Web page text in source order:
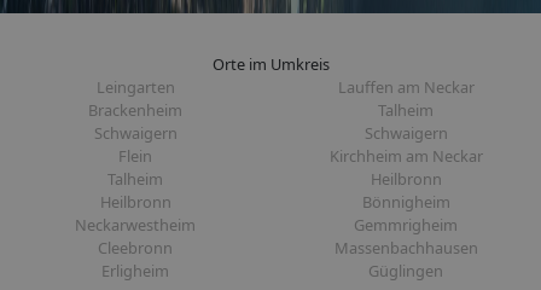
Orte im Umkreis
Leingarten
Lauffen am Neckar
Brackenheim
Talheim
Schwaigern
Schwaigern
Flein
Kirchheim am Neckar
Talheim
Heilbronn
Heilbronn
Bönnigheim
Neckarwestheim
Gemmrigheim
Cleebronn
Massenbachhausen
Erligheim
Güglingen